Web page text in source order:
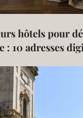
hôtels pour
: 10 adresses